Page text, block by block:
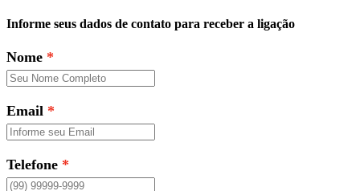
Informe seus dados de contato para receber a ligação
Nome
Email
Telefone